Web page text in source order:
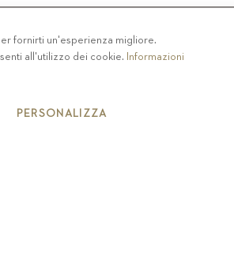
COOKIE POLICY-CODICE ETICO
ST.MICHAEL - EPPAN
fornirti un'esperienza migliore.
all'utilizzo dei cookie. Informazioni
PERSONALIZZA